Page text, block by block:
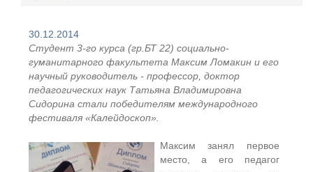
30.12.2014
Студент 3-го курса (гр.БТ 22) социально-
гуманитарного факультета Максим Ломакин и его
научный руководитель - профессор, доктор
педагогических наук Татьяна Владимировна
Сидорина стали победителям международного
фестиваля «Калейдоскоп».
Максим занял первое
место, а его педагог